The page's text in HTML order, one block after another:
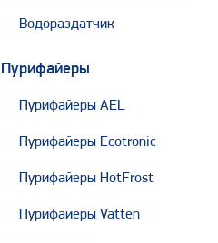
Водораздатчик
Пурифайеры
Пурифайеры AEL
Пурифайеры Ecotronic
Пурифайеры HotFrost
Пурифайеры Vatten